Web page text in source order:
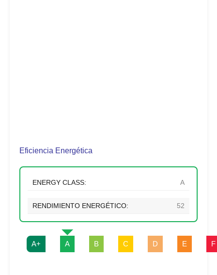
Eficiencia Energética
ENERGY CLASS: A
RENDIMIENTO ENERGÉTICO: 52
A+ A B C D E F